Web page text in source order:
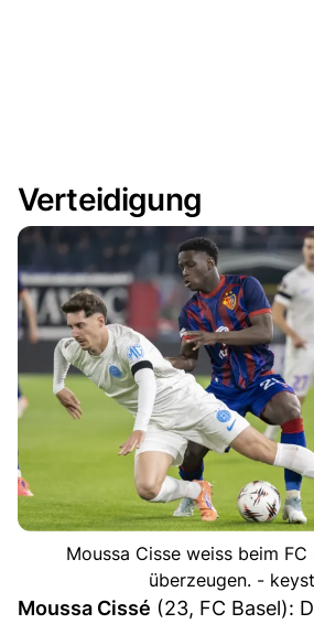
Verteidigung
Moussa Cisse weiss beim
überzeugen. -
Moussa Cissé (23, FC Basel):